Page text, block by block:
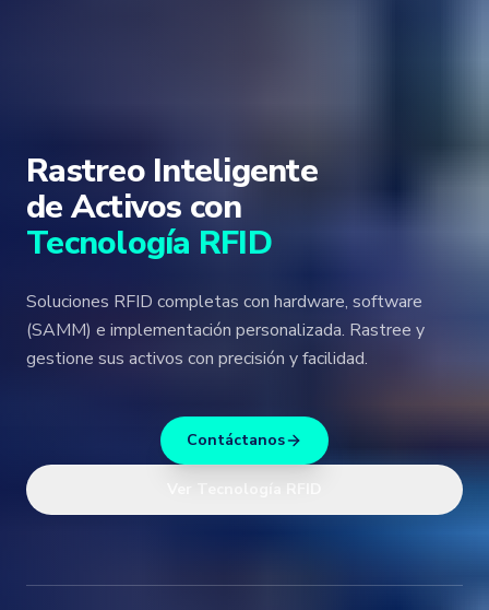
Rastreo Inteligente
de Activos con
Tecnología RFID
Soluciones RFID completas con hardware, software
(SAMM) e implementación personalizada. Rastree y
gestione sus activos con precisión y facilidad.
Contáctanos
Ver Tecnología RFID